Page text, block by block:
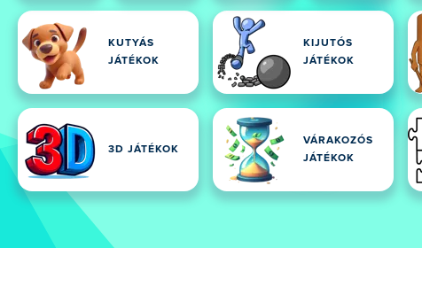
KUTYÁS
JÁTÉKOK
KIJUTÓS
JÁTÉKOK
3D JÁTÉKOK
VÁRAKOZÓS
JÁTÉKOK